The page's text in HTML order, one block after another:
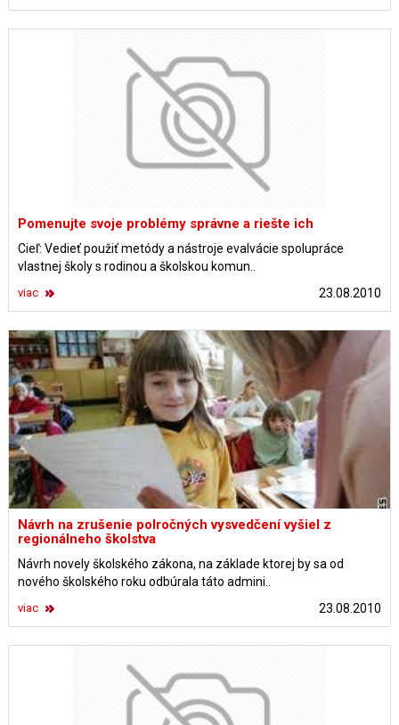
Pomenujte svoje problémy správne a riešte ich
Cieľ: Vedieť použiť metódy a nástroje evalvácie spolupráce
vlastnej školy s rodinou a školskou komun..
23.08.2010
viac
Návrh na zrušenie polročných vysvedčení vyšiel z
regionálneho školstva
Návrh novely školského zákona, na základe ktorej by sa od
nového školského roku odbúrala táto admini..
23.08.2010
viac